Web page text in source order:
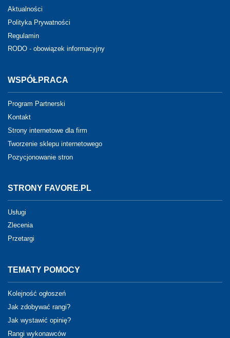
Aktualności
Polityka Prywatności
Regulamin
RODO - obowiązek informacyjny
WSPÓŁPRACA
Program Partnerski
Kontakt
Strony internetowe dla firm
Tworzenie sklepu internetowego
Pozycjonowanie stron
STRONY FAVORE.PL
Usługi
Zlecenia
Przetargi
TEMATY POMOCY
Kolejność ogłoszeń
Jak zdobywać rangi?
Jak wystawić opinię?
Rangi wykonawców